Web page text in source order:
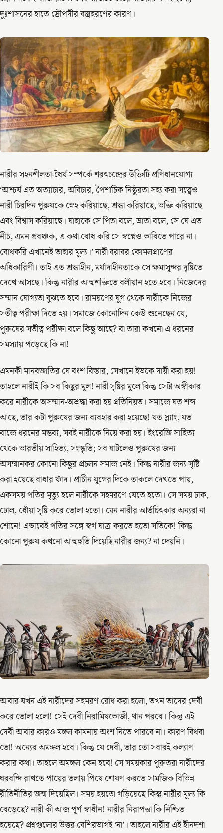
দুঃশাসনের হাতে দ্রৌপদীর বস্ত্রহরণের কারণ।
নারীর সহনশীলতা-ধৈর্য সম্পর্কে শরৎচন্দ্রের উক্তিটি প্রণিধানযোগ্য
‘আশ্চর্য এত অত্যাচার, অবিচার, পৈশাচিক নিষ্ঠুরতা সহ্য করা সত্ত্বেও
নারী চিরদিন পুরুষকে স্নেহ করিয়াছে, শ্রদ্ধা করিয়াছে, ভক্তি করিয়াছে
এবং বিশ্বাস করিয়াছে। যাহাকে সে পিতা বলে, ভ্রাতা বলে, সে যে এত
নীচ, এমন প্রবঞ্চক, এ কথা বোধ করি সে স্বপ্নেও ভাবিতে পারে না।
বোধকরি এখানেই তাহার মূল্য।’ নারী বরাবর কোমলপ্রাণের
অধিকারিণী। তাই এত শ্রদ্ধাহীন, মর্যাদাহীনতাকে সে ক্ষমাসুন্দর দৃষ্টিতে
দেখে আসছে। কিন্তু নারীর আত্মশক্তিতে বলীয়ান হতে হবে। নিজেদের
সম্মান যোগ্যতা বুঝতে হবে। রাময়ণের যুগ থেকে নারীকে নিজের
সতীত্ব পরীক্ষা দিতে হয়। সমাজে কোনোদিন কেউ শুনেছেন যে,
পুরুষের সতীত্ব পরীক্ষা বলে কিছু আছে? বা তারা কখনো এ ধরনের
সমস্যায় পড়েছে কি না!
এমনকী মানবজাতির যে বংশ বিস্তার, সেখানে ইভকে দায়ী করা হয়!
তাহলে নারীই কি সব কিছুর মূল! নারী সৃষ্টির মূলে কিন্তু সেটা অস্বীকার
করে নারীকে অসম্মান-অশ্রদ্ধা করা হয় প্রতিনিয়ত। সমাজে যত শব্দ
আছে, তার কটা পুরুষের জন্য ব্যবহার করা হয়েছে! যত স্ল্যাং, যত
বাজে ধরনের মন্তব্য, সবই নারীকে নিয়ে করা হয়। ইংরেজি সাহিত্য
থেকে ভারতীয় সাহিত্য, সংস্কৃতি; সব ঘাটলেও পুরুষের জন্য
অসম্মানকর কোনো কিছুর প্রচলন সমাজ নেই। কিন্তু নারীর জন্য সৃষ্টি
করা হয়েছে বাধার ফাঁদ। প্রাচীন যুগের দিকে তাকলে দেখতে পায়,
একসময় পতির মৃত্যু হলে নারীকে সহমরণে যেতে হতো। সে সময় ঢাক,
ঢোল, ধোঁয়া সৃষ্টি করে তোলা হতো। যেন নারীর আর্তচিৎকার অন্যরা না
শোনে! এভাবেই পতির সঙ্গে স্বর্গ যাত্রা করতে হতো সতিকে! কিন্তু
কোনো পুরুষ কখনো আত্মহুতি দিয়েছি নারীর জন্য? না দেয়নি।
আবার যখন এই নারীদের সহমরণ রোধ করা হলো, তখন তাদের দেবী
করে তোলা হলো! সেই দেবী নিরামিষভোজী, থান পরবে। কিন্তু এই
দেবী আবার কারও মঙ্গল কামনায় অংশ নিতে পারবে না। কারণ বিধবা
তো! অন্যের অমঙ্গল হবে। কিন্তু যে দেবী, তার তো সবারই কল্যাণ
করার কথা। তাহলে অমঙ্গল কেন হবে! সে সময়কার পুরুতরা নারীদের
ঘরবন্দি রাখতে পায়ের তলায় পিষে শোষণ করতে সামজিক বিভিন্ন
রীতিনীতির জন্ম দিয়েছিল। সময় হয়তো গড়িয়েছে কিন্তু নারীর মূল্য কি
বেড়েছে? নারী কী আজ পূর্ণ স্বাধীন! নারীর নিরাপত্তা কি নিশ্চিত
হয়েছে? প্রশ্নগুলোর উত্তর বেশিরভাগই ‘না’। তাহলে নারীর এই হীনদশা